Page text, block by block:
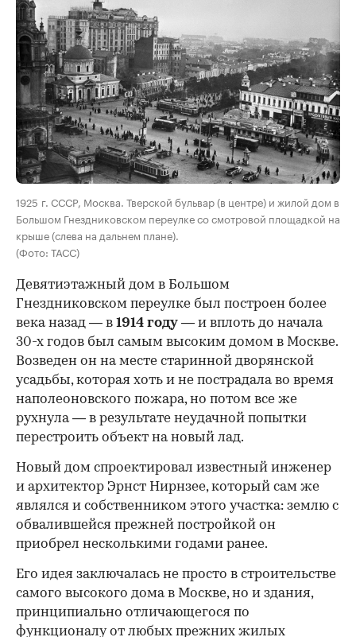
00:00 / 00:00
1925 г. СССР, Москва. Тверской бульвар (в центре) и жилой дом в
Большом Гнездниковском переулке со смотровой площадкой на
крыше (слева на дальнем плане).
(Фото: ТАСС)
Девятиэтажный дом в Большом
Гнездниковском переулке был построен более
века назад — в 1914 году — и вплоть до начала
30-х годов был самым высоким домом в Москве.
Возведен он на месте старинной дворянской
усадьбы, которая хоть и не пострадала во время
наполеоновского пожара, но потом все же
рухнула — в результате неудачной попытки
перестроить объект на новый лад.
Новый дом спроектировал известный инженер
и архитектор Эрнст Нирнзее, который сам же
являлся и собственником этого участка: землю с
обвалившейся прежней постройкой он
приобрел несколькими годами ранее.
Его идея заключалась не просто в строительстве
самого высокого дома в Москве, но и здания,
принципиально отличающегося по
функционалу от любых прежних жилых